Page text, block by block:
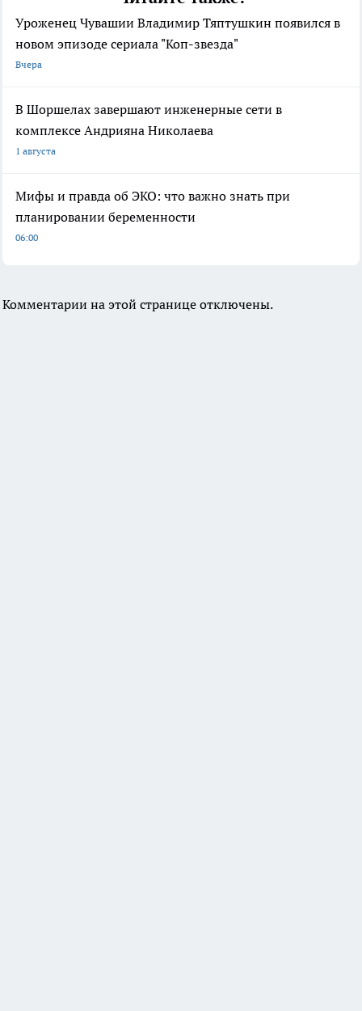
Уроженец Чувашии Владимир Тяптушкин появился в
новом эпизоде сериала "Коп-звезда"
Вчера
В Шоршелах завершают инженерные сети в
комплексе Андрияна Николаева
1 августа
Мифы и правда об ЭКО: что важно знать при
планировании беременности
06:00
Комментарии на этой странице отключены.